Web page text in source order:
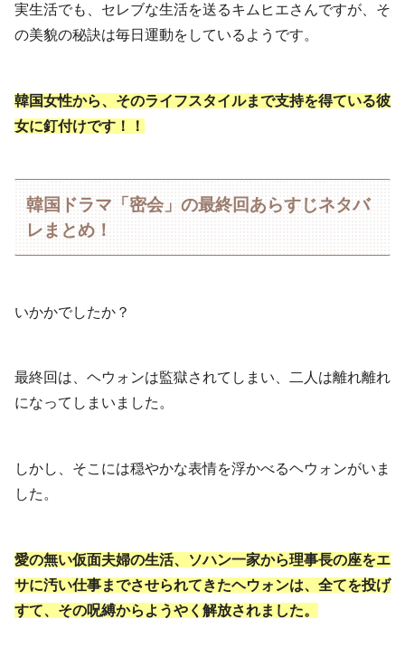
実生活でも、セレブな生活を送るキムヒエさんですが、そ
の美貌の秘訣は毎日運動をしているようです。
韓国女性から、そのライフスタイルまで支持を得ている彼
女に釘付けです！！
韓国ドラマ「密会」の最終回あらすじネタバ
レまとめ！
いかかでしたか？
最終回は、ヘウォンは監獄されてしまい、二人は離れ離れ
になってしまいました。
しかし、そこには穏やかな表情を浮かべるヘウォンがいま
した。
愛の無い仮面夫婦の生活、ソハン一家から理事長の座をエ
サに汚い仕事までさせられてきたヘウォンは、全てを投げ
すて、その呪縛からようやく解放されました。